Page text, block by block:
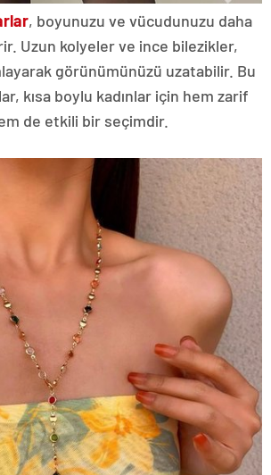
, boyunuzu ve vücudunuzu daha
Uzun kolyeler ve ince bilezikler,
görünümünüzü uzatabilir. Bu
kısa boylu kadınlar için hem zarif
de etkili bir seçimdir.